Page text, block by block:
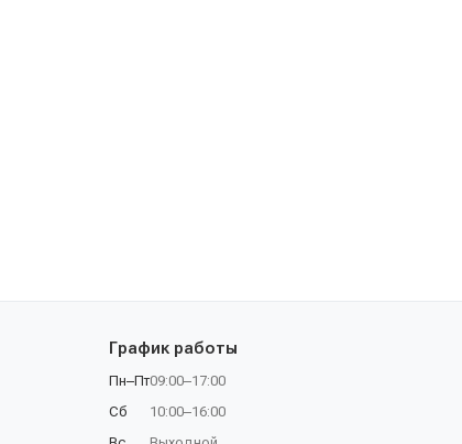
График работы
Пн–Пт
Сб
09:00–17:00
10:00–16:00